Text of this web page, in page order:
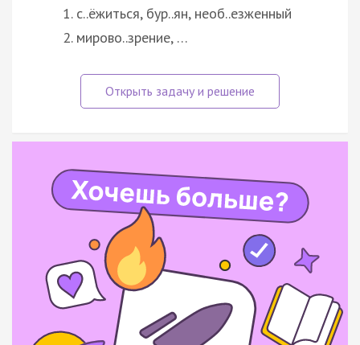
с..ёжиться, бур..ян, необ..езженный
мирово..зрение, …